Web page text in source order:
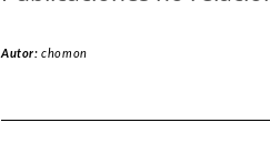
Autor:chomon